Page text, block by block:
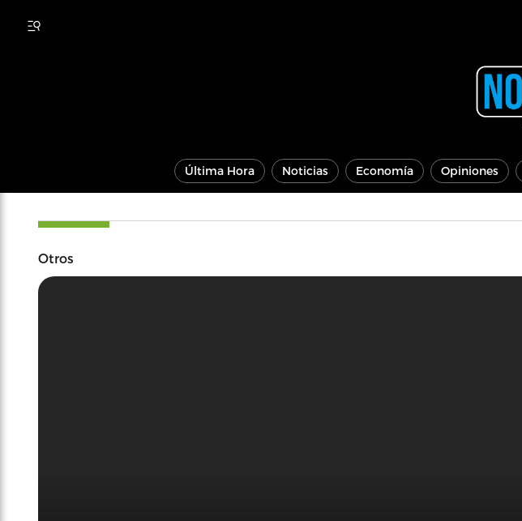
Última Hora Noticias Economía Opiniones
Otros